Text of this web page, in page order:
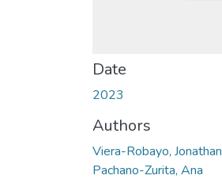
Date
2023
Authors
Viera-Robayo, Jonathan
Pachano-Zurita, Ana